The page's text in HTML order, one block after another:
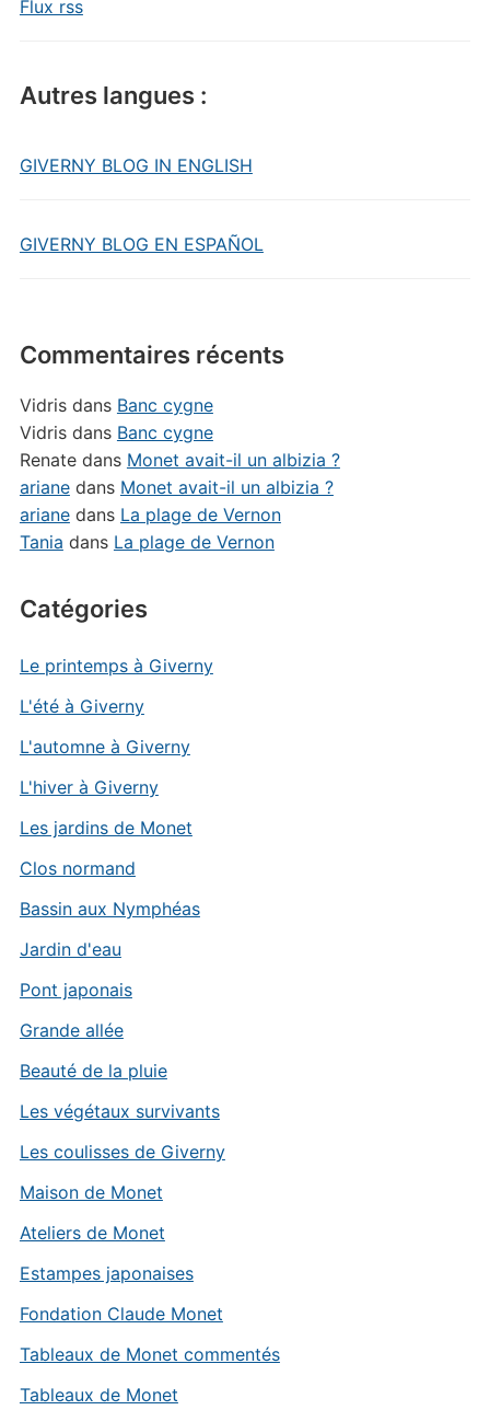
Flux rss
Autres langues :
GIVERNY BLOG IN ENGLISH
GIVERNY BLOG EN ESPAÑOL
Commentaires récents
Vidrisdans Banc cygne
Vidrisdans Banc cygne
Renatedans Monet avait-il un albizia ?
arianedans Monet avait-il un albizia ?
arianedans La plage de Vernon
Tania dans La plage de Vernon
Catégories
Le printemps à Giverny
L'été à Giverny
L'automne à Giverny
L'hiver à Giverny
Les jardins de Monet
Clos normand
Bassin aux Nymphéas
Jardin d'eau
Pont japonais
Grande allée
Beauté de la pluie
Les végétaux survivants
Les coulisses de Giverny
Maison de Monet
Ateliers de Monet
Estampes japonaises
Fondation Claude Monet
Tableaux de Monet commentés
Tableaux de Monet